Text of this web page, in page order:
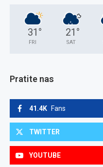
31 °
FRI
21 °
SAT
Pratite nas
41.4K Fans
TWITTER
YOUTUBE